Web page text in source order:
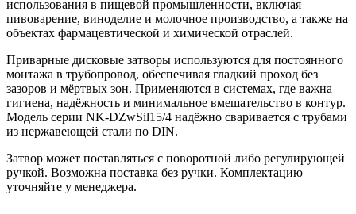
использования в пищевой промышленности, включая
пивоварение, виноделие и молочное производство, а также на
объектах фармацевтической и химической отраслей.
Приварные дисковые затворы используются для постоянного
монтажа в трубопровод, обеспечивая гладкий проход без
зазоров и мёртвых зон. Применяются в системах, где важна
гигиена, надёжность и минимальное вмешательство в контур.
Модель серии NK-DZwSil15/4 надёжно сваривается с трубами
из нержавеющей стали по DIN.
Затвор может поставляться с поворотной либо регулирующей
ручкой. Возможна поставка без ручки. Комплектацию
уточняйте у менеджера.